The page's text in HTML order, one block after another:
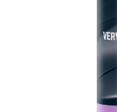
Toegevoegd